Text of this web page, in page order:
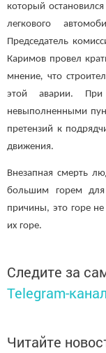
который
легкового
Председатель
Каримов провел
мнение, что
этой аварии.
невыполненными
претензий к
движения.
Внезапная смерть
большим горем
причины, это горе
их горе.
Следите за
Telegram-
Читайте